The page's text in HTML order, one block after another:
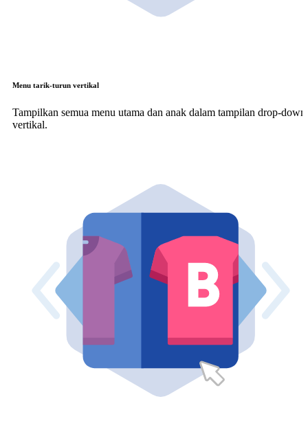
Menu tarik-turun vertikal
Tampilkan semua menu utama dan anak dalam tampilan drop-down
vertikal.